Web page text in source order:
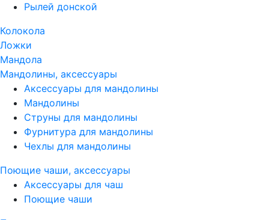
Рылей донской
Колокола
Ложки
Мандола
Мандолины, аксессуары
Аксессуары для мандолины
Мандолины
Струны для мандолины
Фурнитура для мандолины
Чехлы для мандолины
Поющие чаши, аксессуары
Аксессуары для чаш
Поющие чаши